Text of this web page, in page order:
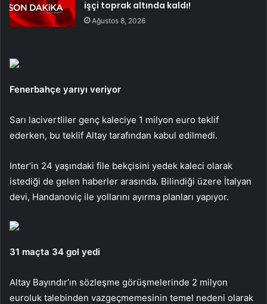
işçi toprak altında kaldı!
Ağustos 8, 2026
Fenerbahçe yarıyı veriyor
Sarı lacivertliler genç kaleciye 1 milyon euro teklif
ederken, bu teklif Altay tarafından kabul edilmedi.
Inter’in 24 yaşındaki file bekçisini yedek kaleci olarak
istediği de gelen haberler arasında. Bilindiği üzere İtalyan
devi, Handanoviç ile yollarını ayırma planları yapıyor.
31 maçta 34 gol yedi
Altay Bayındır’ın sözleşme görüşmelerinde 2 milyon
euroluk talebinden vazgeçmemesinin temel nedeni olarak